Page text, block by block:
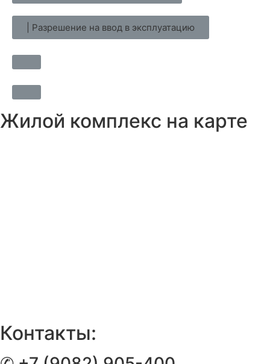
| Разрешение на ввод в эксплуатацию
Жилой комплекс на карте
Контакты: